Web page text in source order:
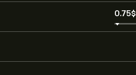
0.75‎$‎